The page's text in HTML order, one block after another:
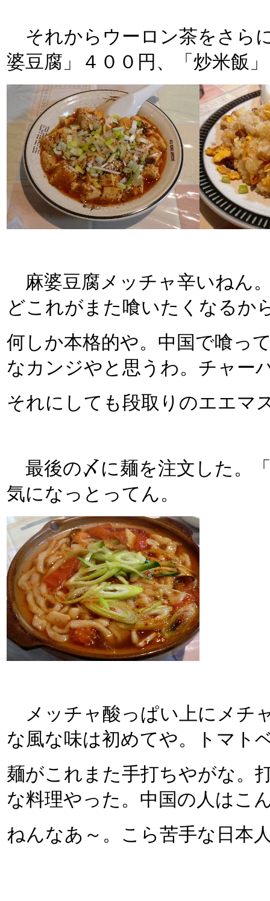
それからウーロン茶をさら
婆豆腐」４００円、「炒米飯
麻婆豆腐メッチャ辛いねん
どこれがまた喰いたくなるか
何しか本格的や。中国で喰っ
なカンジやと思うわ。チャー
それにしても段取りのエエマ
最後の〆に麺を注文した。
気になっとってん。
メッチャ酸っぱい上にメチ
な風な味は初めてや。トマト
麺がこれまた手打ちやがな。
な料理やった。中国の人はこ
ねんなあ～。こら苦手な日本